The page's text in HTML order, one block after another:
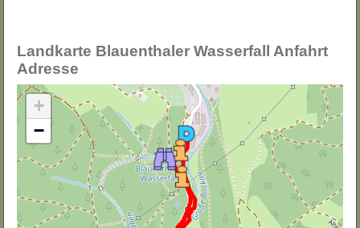
Landkarte Blauenthaler Wasserfall Anfahrt
Adresse
+
−